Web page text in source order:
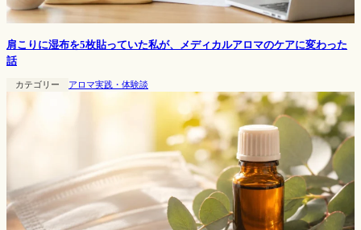
肩こりに湿布を5枚貼っていた私が、メディカルアロマのケアに変わった
話
カテゴリー アロマ実践・体験談